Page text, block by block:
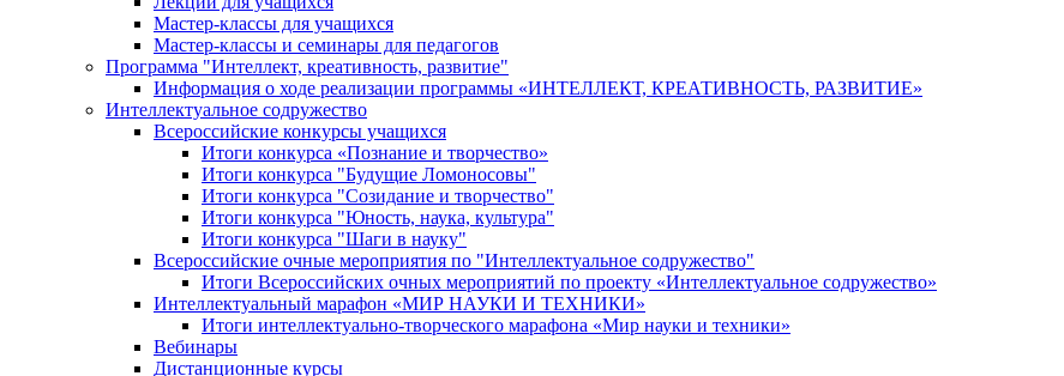
Мастер-классы для учащихся
Мастер-классы и семинары для педагогов
Программа "Интеллект, креативность, развитие"
Информация о ходе реализации программы «ИНТЕЛЛЕКТ, КРЕАТИВНОСТЬ, РАЗВИТИЕ»
Интеллектуальное содружество
Всероссийские конкурсы учащихся
Итоги конкурса «Познание и творчество»
Итоги конкурса "Будущие Ломоносовы"
Итоги конкурса "Созидание и творчество"
Итоги конкурса "Юность, наука, культура"
Итоги конкурса "Шаги в науку"
Всероссийские очные мероприятия по "Интеллектуальное содружество"
Итоги Всероссийских очных мероприятий по проекту «Интеллектуальное содружество»
Интеллектуальный марафон «МИР НАУКИ И ТЕХНИКИ»
Итоги интеллектуально-творческого марафона «Мир науки и техники»
Вебинары
Дистанционные курсы